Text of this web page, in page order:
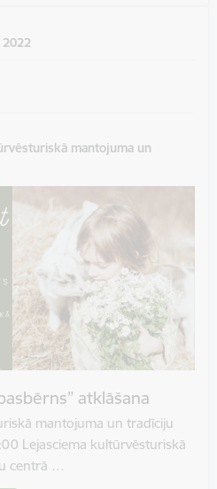
mantojuma un
atklāšana
mantojuma un tradīciju
Lejasciema kultūrvēsturiskā
centrā …